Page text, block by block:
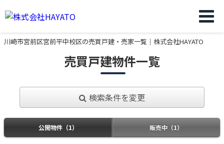
川崎市宮前区宮前平中校区の売買戸建・売家一覧｜株式会社HAYATO
売買戸建物件一覧
検索条件を変更
公開物件（1） 販売中（1）